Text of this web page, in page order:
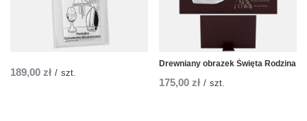
189,00 zł / szt.
Drewniany obrazek Święta Rodzina
175,00 zł / szt.